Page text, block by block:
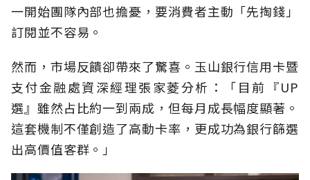
一開始團隊內部也擔憂，要消費者主動「先掏錢」
訂閱並不容易。
然而，市場反饋卻帶來了驚喜。玉山銀行信用卡暨
支付金融處資深經理張家菱分析：「目前『UP
選』雖然占比約一到兩成，但每月成長幅度顯著。
這套機制不僅創造了高動卡率，更成功為銀行篩選
出高價值客群。」